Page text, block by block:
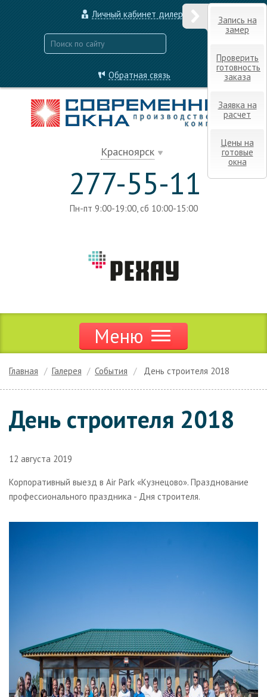
Запись на
замер
Проверить
готовность
заказа
Заявка на
расчет
Цены на
готовые
окна
Личный кабинет дилера
Обратная связь
Красноярск
277-55-11
Пн-пт 9:00-19:00, сб 10:00-15:00
Меню
Продукция
Акции и скидки
Дилерам
Сервис
Главная Галерея События День строителя 2018
День строителя 2018
12 августа 2019
Корпоративный выезд в Air Park «Кузнецово». Празднование
профессионального праздника - Дня строителя.